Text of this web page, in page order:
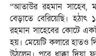
“আতাউর রহমান সাহেব,
বেড়াতে বেরিয়েছি।
রহমান সাহেবের কোটে
হয়। মেয়েটি কলারে হাতও